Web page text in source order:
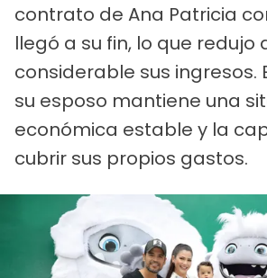
contrato de Ana Patricia
llegó a su fin, lo que redujo
considerable sus ingresos.
su esposo mantiene una
económica estable y la
cubrir sus propios gastos.